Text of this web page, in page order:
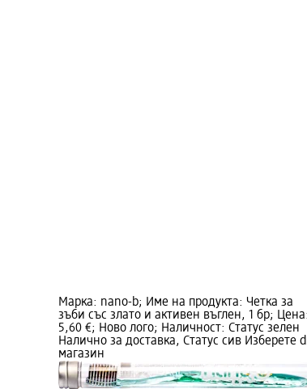
Марка: nano-b; Име на продукта: Четка за
зъби със злато и активен въглен, 1 бр; Цена:
5,60 €; Ново лого; Наличност: Статус зелен
Налично за доставка, Статус сив Изберете
магазин